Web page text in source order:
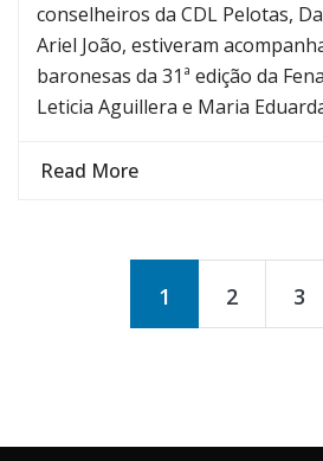
conselheiros da CDL Pelotas,
Ariel João, estiveram
baronesas da 31ª edição da
Leticia Aguillera e Maria
Read More
1 2 3